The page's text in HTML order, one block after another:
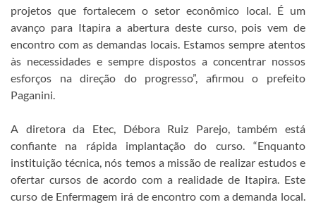
projetos que fortalecem o setor econômico local. É um
avanço para Itapira a abertura deste curso, pois vem de
encontro com as demandas locais. Estamos sempre atentos
às necessidades e sempre dispostos a concentrar nossos
esforços na direção do progresso”, afirmou o prefeito
Paganini.
A diretora da Etec, Débora Ruiz Parejo, também está
confiante na rápida implantação do curso. “Enquanto
instituição técnica, nós temos a missão de realizar estudos e
ofertar cursos de acordo com a realidade de Itapira. Este
curso de Enfermagem irá de encontro com a demanda local.